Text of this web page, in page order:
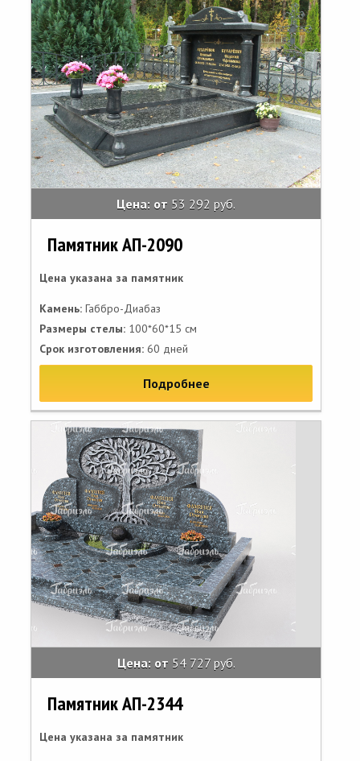
Цена: от 53 292 руб.
Памятник АП-2090
Цена указана за памятник
Камень: Габбро-Диабаз
Размеры стелы: 100*60*15 см
Срок изготовления: 60 дней
Подробнее
Цена: от 54 727 руб.
Памятник АП-2344
Цена указана за памятник